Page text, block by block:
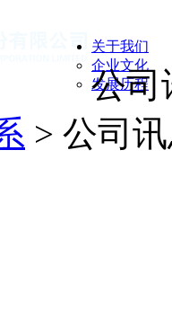
关于我们
企业文化
发展历程
公司
> 公司